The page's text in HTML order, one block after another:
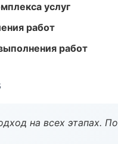
услуг
работ
работ
на всех этапах.